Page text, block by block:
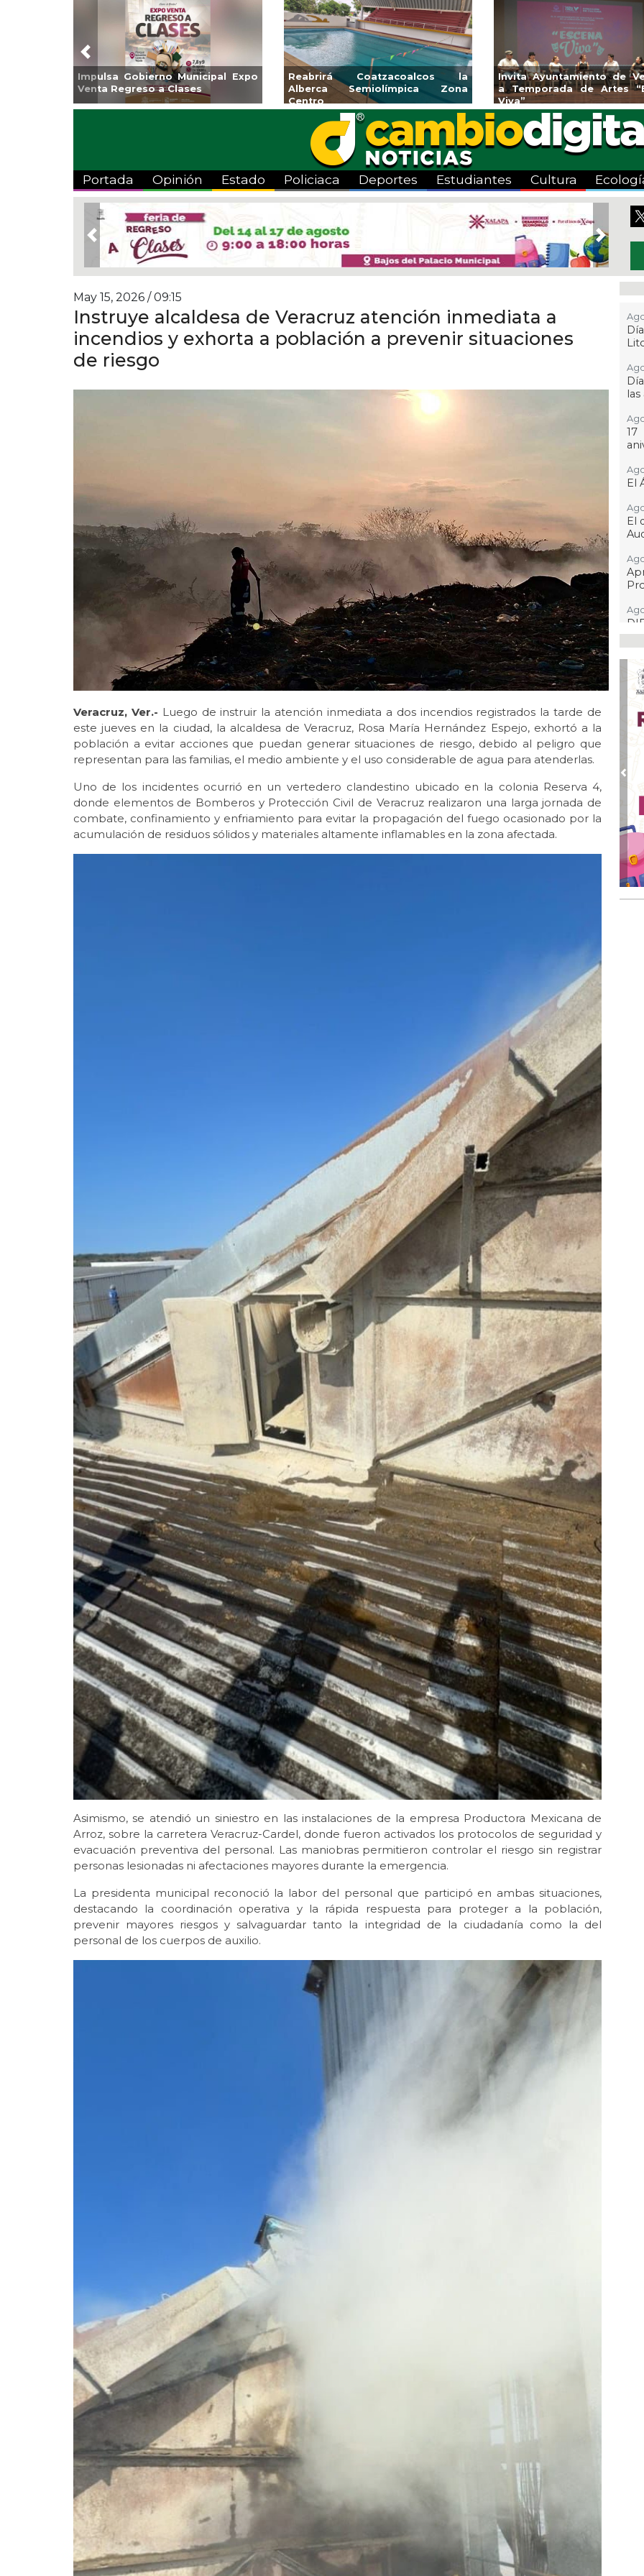
Guarniciones y banquetas para la
colonia El Mango en Pánuco
Emprendedores de Xalapa
exponen en Mercadito
Bicentenario
Coatzacoalcos
halterofilia con la Copa
2026
Previous
Portada Opinión Estado Policiaca Deportes Estudiantes Cultura
Previous Next
May 15, 2026 / 09:15
Instruye alcaldesa de Veracruz atención inmediata a
incendios y exhorta a población a prevenir situaciones
de riesgo
Veracruz, Ver.- Luego de instruir la atención inmediata a dos incendios registrados la tarde de
este jueves en la ciudad, la alcaldesa de Veracruz, Rosa María Hernández Espejo, exhortó a la
población a evitar acciones que puedan generar situaciones de riesgo, debido al peligro que
representan para las familias, el medio ambiente y el uso considerable de agua para atenderlas.
Uno de los incidentes ocurrió en un vertedero clandestino ubicado en la colonia Reserva 4,
donde elementos de Bomberos y Protección Civil de Veracruz realizaron una larga jornada de
combate, confinamiento y enfriamiento para evitar la propagación del fuego ocasionado por la
acumulación de residuos sólidos y materiales altamente inflamables en la zona afectada.
Asimismo, se atendió un siniestro en las instalaciones de la empresa Productora Mexicana de
Arroz, sobre la carretera Veracruz-Cardel, donde fueron activados los protocolos de seguridad y
evacuación preventiva del personal. Las maniobras permitieron controlar el riesgo sin registrar
personas lesionadas ni afectaciones mayores durante la emergencia.
La presidenta municipal reconoció la labor del personal que participó en ambas situaciones,
destacando la coordinación operativa y la rápida respuesta para proteger a la población,
prevenir mayores riesgos y salvaguardar tanto la integridad de la ciudadanía como la del
personal de los cuerpos de auxilio.
El
El